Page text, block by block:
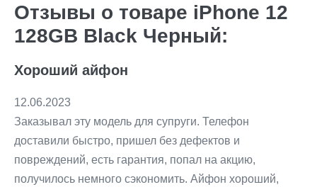
Отзывы о товаре iPhone 12
128GB Black Черный:
Хороший айфон
12.06.2023
Заказывал эту модель для супруги. Телефон
доставили быстро, пришел без дефектов и
повреждений, есть гарантия, попал на акцию,
получилось немного сэкономить. Айфон хороший,